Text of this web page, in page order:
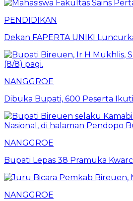
PENDIDIKAN
Dekan FAPERTA UNIKI
NANGGROE
Dibuka Bupati, 600 Peserta
NANGGROE
Bupati Lepas 38 Pramuka
NANGGROE